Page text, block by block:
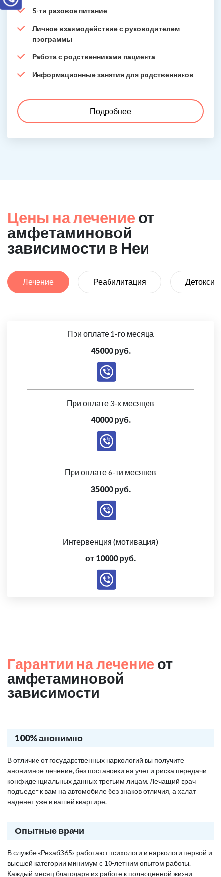
5-ти разовое питание
Личное взаимодействие с руководителем
программы
Работа с родственниками пациента
Информационные занятия для родственников
Подробнее
Цены на лечение от
амфетаминовой
зависимости в Неи
Лечение Реабилитация
При оплате 1-го месяца
45000 руб.
При оплате 3-х месяцев
40000 руб.
При оплате 6-ти месяцев
35000 руб.
Интервенция (мотивация)
от 10000 руб.
Гарантии на лечение от
амфетаминовой
зависимости
100% анонимно
В отличие от государственных наркологий вы получите
анонимное лечение, без постановки на учет и риска передачи
конфиденциальных данных третьим лицам. Лечащий врач
подъедет к вам на автомобиле без знаков отличия, а халат
наденет уже в вашей квартире.
Опытные врачи
В службе «Рехаб365» работают психологи и наркологи первой и
высшей категории минимум с 10-летним опытом работы.
Каждый месяц благодаря их работе к полноценной жизни